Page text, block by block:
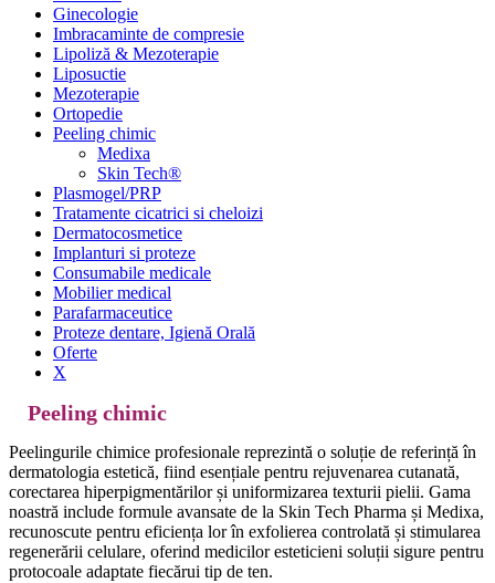
Ginecologie
Imbracaminte de compresie
Lipoliză & Mezoterapie
Liposuctie
Mezoterapie
Ortopedie
Peeling chimic
Medixa
Skin Tech®
Plasmogel/PRP
Tratamente cicatrici si cheloizi
Dermatocosmetice
Implanturi si proteze
Consumabile medicale
Mobilier medical
Parafarmaceutice
Proteze dentare, Igienă Orală
Oferte
X
Peeling chimic
Peelingurile chimice profesionale reprezintă o soluție de referință în
dermatologia estetică, fiind esențiale pentru rejuvenarea cutanată,
corectarea hiperpigmentărilor și uniformizarea texturii pielii. Gama
noastră include formule avansate de la Skin Tech Pharma și Medixa,
recunoscute pentru eficiența lor în exfolierea controlată și stimularea
regenerării celulare, oferind medicilor esteticieni soluții sigure pentru
protocoale adaptate fiecărui tip de ten.